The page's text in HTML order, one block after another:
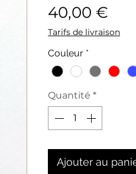
40,00 €
Tarifs de livraison
Couleur *
Quantité *
Ajouter au